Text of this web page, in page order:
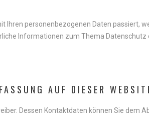
Ihren personenbezogenen Daten passiert,
Informationen zum Thema
AUF DIESER
Dessen Kontaktdaten können Sie dem